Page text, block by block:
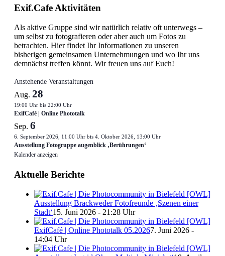
Exif.Cafe Aktivitäten
Als aktive Gruppe sind wir natürlich relativ oft unterwegs –
um selbst zu fotografieren oder aber auch um Fotos zu
betrachten. Hier findet Ihr Informationen zu unseren
bisherigen gemeinsamen Unternehmungen und wo Ihr uns
demnächst treffen könnt. Wir freuen uns auf Euch!
Anstehende Veranstaltungen
Aug. 28
19:00 Uhr bis 22:00 Uhr
ExifCafé | Online Phototalk
Sep. 6
6. September 2026, 11:00 Uhr bis 4. Oktober 2026, 13:00 Uhr
Ausstellung Fotogruppe augenblick ‚Berührungen‘
Kalender anzeigen
Aktuelle Berichte
Ausstellung Brackweder Fotofreunde ‚Szenen einer
Stadt‘15. Juni 2026 - 21:28 Uhr
ExifCafé | Online Phototalk 05.20267. Juni 2026 -
14:04 Uhr